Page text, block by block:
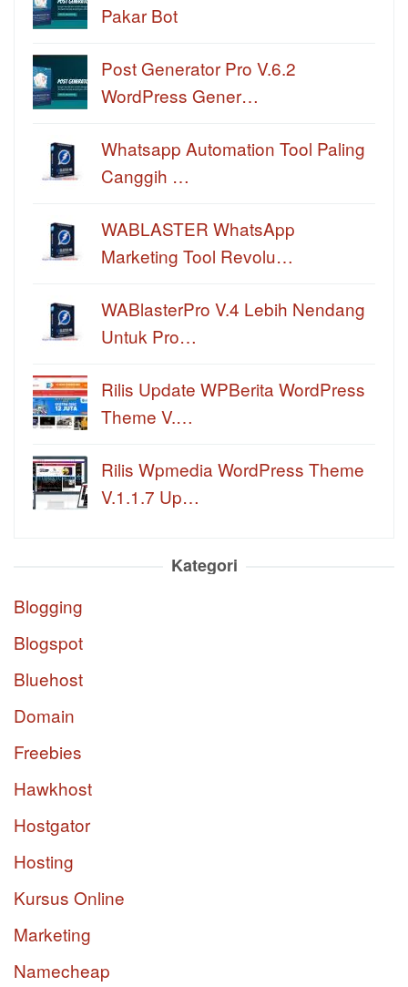
Pakar Bot
Post Generator Pro V.6.2
WordPress Gener…
Whatsapp Automation Tool Paling
Canggih …
WABLASTER WhatsApp
Marketing Tool Revolu…
WABlasterPro V.4 Lebih Nendang
Untuk Pro…
Rilis Update WPBerita WordPress
Theme V.…
Rilis Wpmedia WordPress Theme
V.1.1.7 Up…
Kategori
Blogging
Blogspot
Bluehost
Domain
Freebies
Hawkhost
Hostgator
Hosting
Kursus Online
Marketing
Namecheap